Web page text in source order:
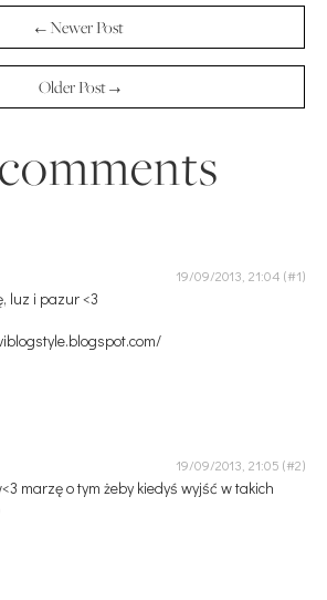
← Newer Post
Older Post →
19/09/2013, 21:04
luz i pazur <3
19/09/2013, 21:05
marzę o tym żeby kiedyś wyjść w takich